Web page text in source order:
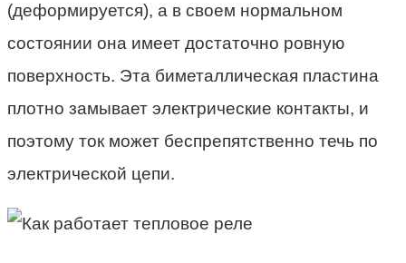
(деформируется), а в своем нормальном
состоянии она имеет достаточно ровную
поверхность. Эта биметаллическая пластина
плотно замывает электрические контакты, и
поэтому ток может беспрепятственно течь по
электрической цепи.